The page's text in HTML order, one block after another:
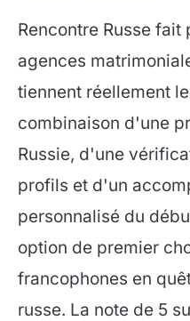
Rencontre Russe fait
agences
tiennent réellement
combinaison d'une
Russie, d'une
profils et d'un
personnalisé du
option de premier
francophones en
russe. La note de 5